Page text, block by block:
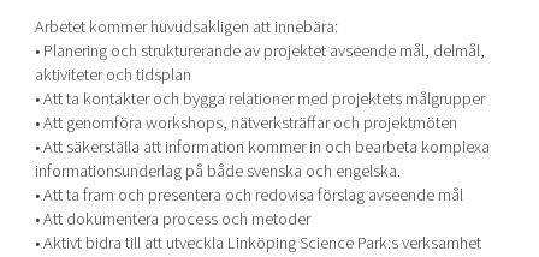
Arbetet kommer huvudsakligen att innebära:
• Planering och strukturerande av projektet avseende mål, delmål,
aktiviteter och tidsplan
• Att ta kontakter och bygga relationer med projektets målgrupper
• Att genomföra workshops, nätverksträffar och projektmöten
• Att säkerställa att information kommer in och bearbeta komplexa
informationsunderlag på både svenska och engelska.
• Att ta fram och presentera och redovisa förslag avseende mål
• Att dokumentera process och metoder
• Aktivt bidra till att utveckla Linköping Science Park:s verksamhet